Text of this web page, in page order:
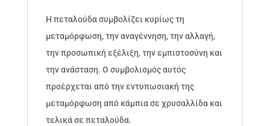
Η πεταλούδα συμβολίζει κυρίως τη
μεταμόρφωση, την αναγέννηση, την αλλαγή,
την προσωπική εξέλιξη, την εμπιστοσύνη και
την ανάσταση. Ο συμβολισμός αυτός
προέρχεται από την εντυπωσιακή της
μεταμόρφωση από κάμπια σε χρυσαλλίδα και
τελικά σε πεταλούδα.